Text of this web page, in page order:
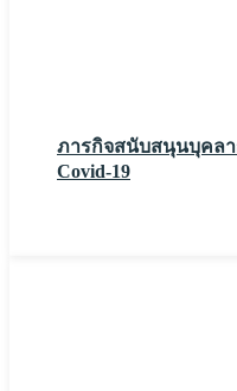
ภารกิจสนับสนุนบุคล
Covid-19